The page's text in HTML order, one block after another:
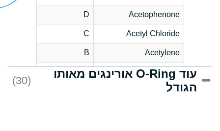
Acetophenone
D
Acetyl Chloride
C
Acetylene
B
Acrlylonitrile
D
Adipic Acid
עוד O-Ring אורינגים מאותו
הגודל
(30)